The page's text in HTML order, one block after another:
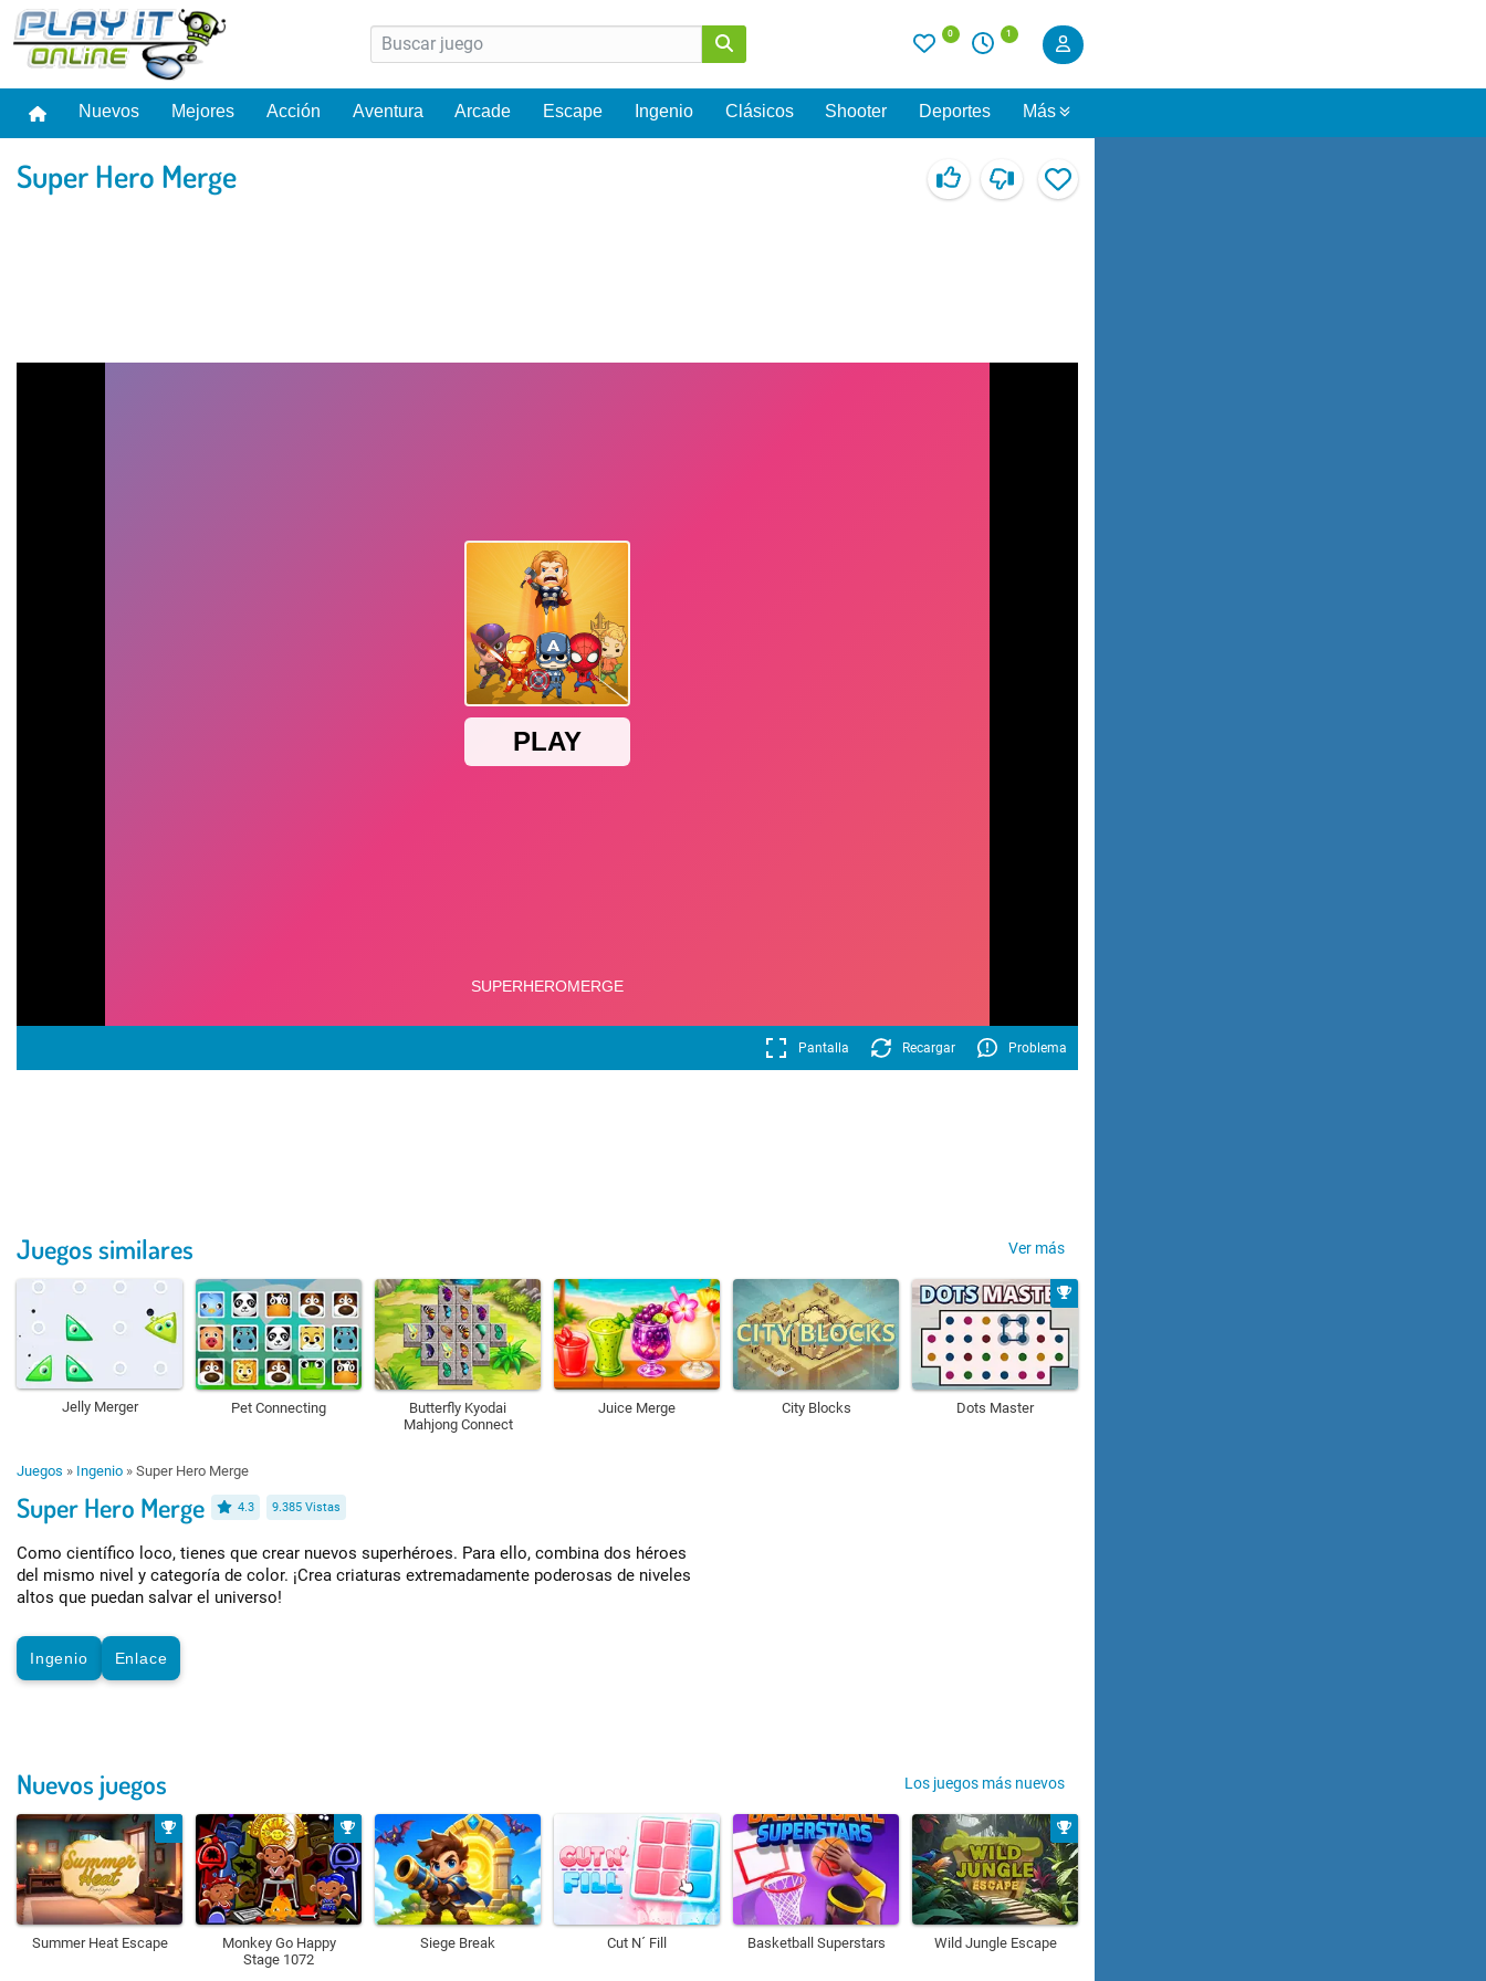
0 1
Nuevos Mejores Acción Aventura Arcade Escape Ingenio Clásicos Shooter Deportes Más
Super Hero Merge
Pantalla Recargar Problema
Juegos similares Ver más
Jelly Merger Pet Connecting
Butterfly Kyodai
Mahjong Connect
Juice Merge City Blocks Dots Master
Juegos » Ingenio » Super Hero Merge
Super Hero Merge 4.3 9.385 Vistas
Como científico loco, tienes que crear nuevos superhéroes. Para ello, combina dos héroes
del mismo nivel y categoría de color. ¡Crea criaturas extremadamente poderosas de niveles
altos que puedan salvar el universo!
Ingenio Enlace
Nuevos juegos Los juegos más nuevos
Summer Heat Escape
Monkey Go Happy
Stage 1072
Siege Break Cut N´ Fill Basketball Superstars Wild Jungle Escape